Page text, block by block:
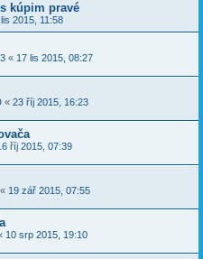
kúpim pravé
2015, 11:58
« 17 lis 2015, 08:27
« 23 říj 2015, 16:23
říj 2015, 07:39
« 19 zář 2015, 07:55
10 srp 2015, 19:10